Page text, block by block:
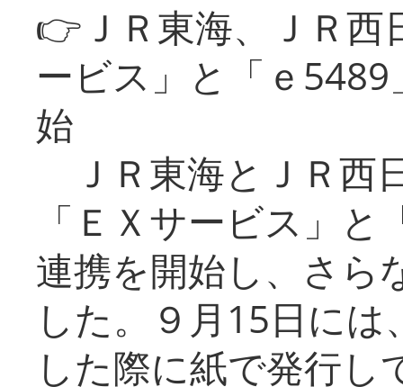
👉ＪＲ東海、ＪＲ
ービス」と「ｅ
始
ＪＲ東海とＪＲ西
「ＥＸサービス」
連携を開始し、さら
した。９月15日に
した際に紙で発行し